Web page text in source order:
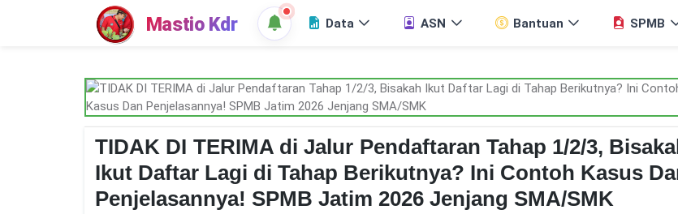
Mastio Kdr Data ASN Bantuan SPMB
TIDAK DI TERIMA di Jalur Pendaftaran Tahap 1/2/3,
Ikut Daftar Lagi di Tahap Berikutnya? Ini Contoh Kasus
Penjelasannya! SPMB Jatim 2026 Jenjang SMA/SMK